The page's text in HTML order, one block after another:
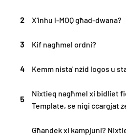
2 X'inhu l-MOQ għad-dwana?
3 Kif nagħmel ordni?
4 Kemm nista' nżid logos u
5
Nixtieq nagħmel xi bidliet
Template, se niġi ċċarġjat
Għandek xi kampjuni?